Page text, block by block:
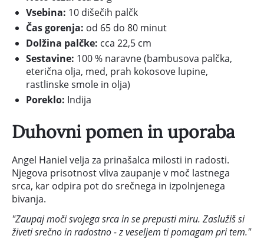
Vsebina: 10 dišečih palčk
Čas gorenja: od 65 do 80 minut
Dolžina palčke: cca 22,5 cm
Sestavine: 100 % naravne (bambusova palčka,
eterična olja, med, prah kokosove lupine,
rastlinske smole in olja)
Poreklo: Indija
Duhovni pomen in uporaba
Angel Haniel velja za prinašalca milosti in radosti.
Njegova prisotnost vliva zaupanje v moč lastnega
srca, kar odpira pot do srečnega in izpolnjenega
bivanja.
"Zaupaj moči svojega srca in se prepusti miru. Zaslužiš si
živeti srečno in radostno - z veseljem ti pomagam pri tem."